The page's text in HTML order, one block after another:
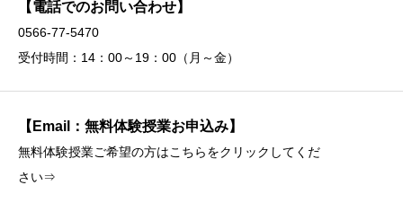
【電話でのお問い合わせ】
0566-77-5470
受付時間：14：00～19：00（月～金）
【Email：無料体験授業お申込み】
無料体験授業ご希望の方はこちらをクリックしてくだ
さい⇒